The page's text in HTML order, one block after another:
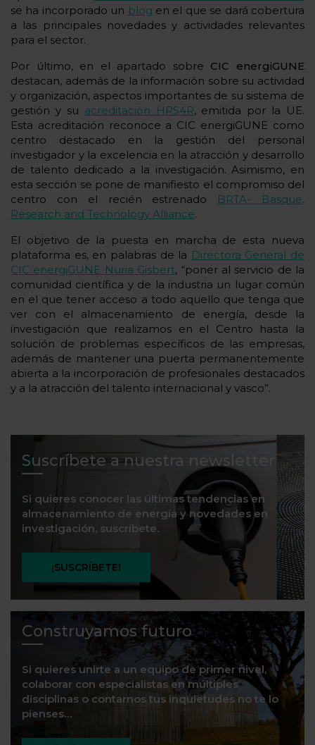
se ha incorporado un blog en el que se dará cobertura
a las principales novedades y actividades relevantes
para el sector.
Por último, en el apartado sobre CIC energiGUNE
destacan, además de la información sobre su actividad
y organización, aspectos importantes de su sistema de
gestión y su acreditación HRS4R, emitida por la UE.
Esta acreditación reconoce a CIC energiGUNE como
centro destacado en la gestión del personal
investigador y la excelencia en la atracción y desarrollo
de talento dedicado a la investigación. Asimismo, en
esta sección se pone de manifiesto el compromiso del
centro con el recién estrenado BRTA- Basque,
Research and Technology Alliance.
El objetivo de la puesta en marcha de esta nueva
plataforma es, en palabras de la Directora General de
CIC energiGUNE Nuria Gisbert, “poner al servicio de la
comunidad científica y de la industria un lugar común
en el que tener acceso a todo aquello que tenga que
ver con el almacenamiento de energía, desde la
investigación que realizamos en el Centro hasta la
solución de problemas específicos de las empresas,
además de mantener una puerta permanentemente
abierta a la incorporación de profesionales destacados
y a la atracción del talento internacional y vasco”.
Suscríbete a nuestra newsletter
Si quieres conocer las últimas tendencias en
almacenamiento de energía y novedades en
investigación, suscríbete.
¡SUSCRÍBETE!
Construyamos futuro
Si quieres unirte a un equipo de primer nivel,
colaborar con especialistas en múltiples
disciplinas o contarnos tus inquietudes no te lo
pienses…